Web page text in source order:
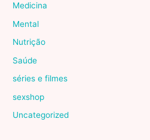
Medicina
Mental
Nutrição
Saúde
séries e filmes
sexshop
Uncategorized